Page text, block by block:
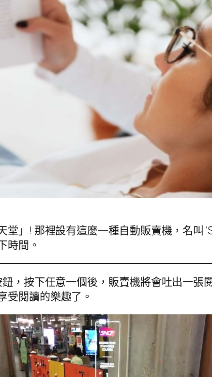
」! 那裡設有這麼一種自動販賣機，名叫
時間。
，按下任意一個後，販賣機將會吐出一張
受閱讀的樂趣了。